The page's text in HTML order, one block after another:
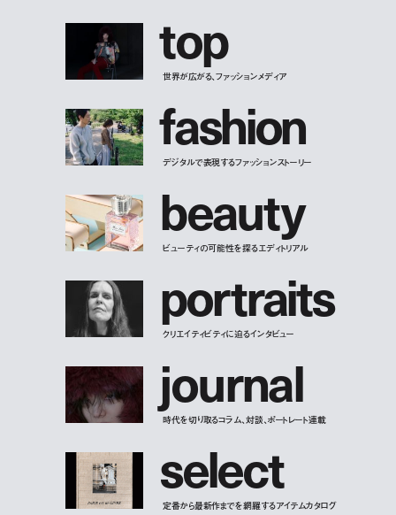
top
世界が広がる、ファッションメディア
fashion
デジタルで表現するファッションストーリー
beauty
ビューティの可能性を探るエディトリアル
portraits
クリエイティビティに迫るインタビュー
journal
時代を切り取るコラム、対談、ポートレート連載
select
定番から最新作までを網羅するアイテムカタログ